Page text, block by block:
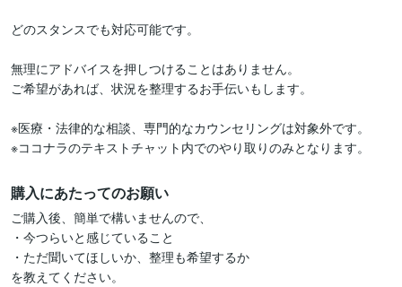
どのスタンスでも対応可能です。
無理にアドバイスを押しつけることはありません。
ご希望があれば、状況を整理するお手伝いもします。
※医療・法律的な相談、専門的なカウンセリングは対象外です。
購入にあたってのお願い
ご購入後、簡単で構いませんので、
・今つらいと感じていること
・ただ聞いてほしいか、整理も希望するか
を教えてください。